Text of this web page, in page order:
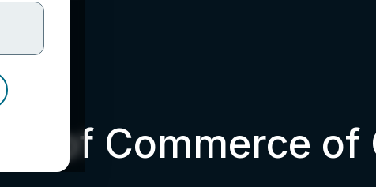
of Commerce